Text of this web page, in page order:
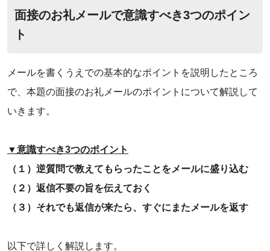
面接のお礼メールで意識すべき3つのポイン
ト
メールを書くうえでの基本的なポイントを説明したところ
で、本題の面接のお礼メールのポイントについて解説して
いきます。
‌▼意識すべき3つのポイント
（１）逆質問で教えてもらったことをメールに盛り込む
（２）返信不要の旨を伝えておく
（３）それでも返信が来たら、すぐにまたメールを返す
以下で詳しく解説します。